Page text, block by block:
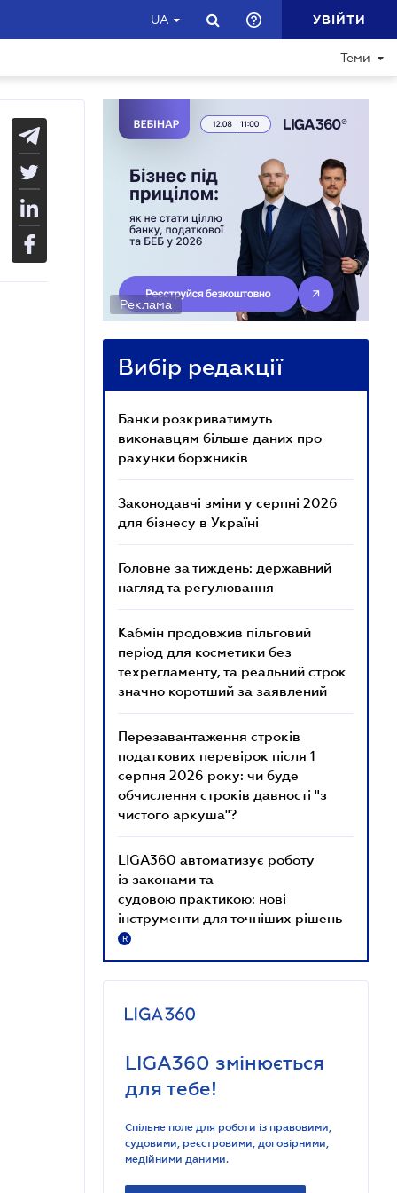
UA УВІЙТИ
Теми
Реклама
Вибір редакції
Банки розкриватимуть
виконавцям більше даних про
рахунки боржників
Законодавчі зміни у серпні 2026
для бізнесу в Україні
Головне за тиждень: державний
нагляд та регулювання
Кабмін продовжив пільговий
період для косметики без
техрегламенту, та реальний строк
значно коротший за заявлений
Перезавантаження строків
податкових перевірок після 1
серпня 2026 року: чи буде
обчислення строків давності "з
чистого аркуша"?
LIGA360 автоматизує роботу
із законами та
судовою практикою: нові
інструменти для точніших рішень
R
LIGA360 змінюється
для тебе!
Спільне поле для роботи із правовими,
судовими, реєстровими, договірними,
медійними даними.